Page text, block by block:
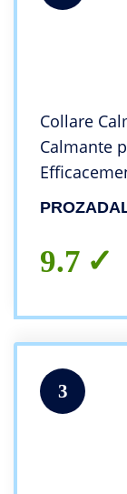
Collare
Calmante
di durata
9.7
3